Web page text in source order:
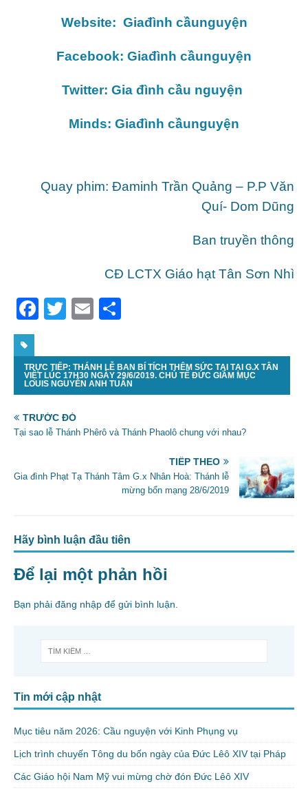
Website: Giađình cầunguyện
Facebook: Giađình cầunguyện
Twitter: Gia đình cầu nguyện
Minds: Giađình cầunguyện
Quay phim: Đaminh Trần Quảng – P.P Văn
Quí- Dom Dũng
Ban truyền thông
CĐ LCTX Giáo hạt Tân Sơn Nhì
F
c
e
b
o
o
T
itt
er
E
ai
l
ar
e
TRỰC TIẾP: THÁNH LỄ BAN BÍ TÍCH THÊM SỨC TẠI TẠI G.X TÂN
VIỆT LÚC 17H30 NGÀY 29/6/2019. CHỦ TẾ ĐỨC GIÁM MỤC
LOUIS NGUYỄN ANH TUẤN
TRƯỚC ĐÓ
Tại sao lễ Thánh Phêrô và Thánh Phaolô chung với nhau?
TIẾP THEO
Gia đình Phạt Tạ Thánh Tâm G.x Nhân Hoà: Thánh lễ
mừng bổn mạng 28/6/2019
Hãy bình luận đầu tiên
Để lại một phản hồi
Bạn phải đăng nhập để gửi bình luận.
Tin mới cập nhật
Mục tiêu năm 2026: Cầu nguyện với Kinh Phụng vụ
Lịch trình chuyến Tông du bốn ngày của Đức Lêô XIV tại Pháp
Các Giáo hội Nam Mỹ vui mừng chờ đón Đức Lêô XIV